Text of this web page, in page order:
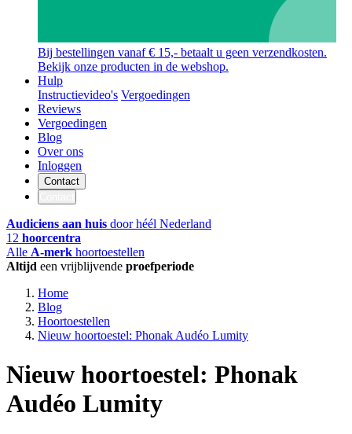
Bij bestellingen vanaf € 15,- betaalt u geen verzendkosten.
Bekijk onze producten in de webshop.
Hulp
Instructievideo's Vergoedingen
Reviews
Vergoedingen
Blog
Over ons
Inloggen
Contact
Audiciens aan huis door héél Nederland
12 hoorcentra
Alle A-merk hoortoestellen
Altijd een vrijblijvende proefperiode
Home
Blog
Hoortoestellen
Nieuw hoortoestel: Phonak Audéo Lumity
Nieuw hoortoestel: Phonak
Audéo Lumity